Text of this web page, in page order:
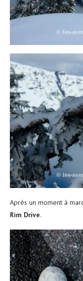
Après un moment à
Rim Drive.